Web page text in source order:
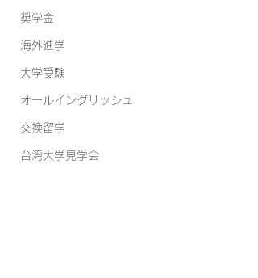
奨学金
海外進学
大学受験
オールイングリッシュ
交換留学
台湾大学見学会